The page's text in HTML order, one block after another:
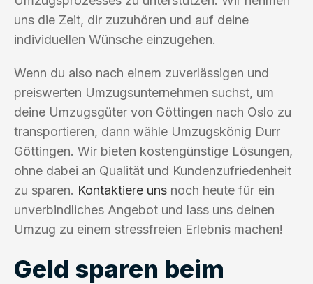
uns die Zeit, dir zuzuhören und auf deine
individuellen Wünsche einzugehen.
Wenn du also nach einem zuverlässigen und
preiswerten Umzugsunternehmen suchst, um
deine Umzugsgüter von Göttingen nach Oslo zu
transportieren, dann wähle Umzugskönig Durr
Göttingen. Wir bieten kostengünstige Lösungen,
ohne dabei an Qualität und Kundenzufriedenheit
zu sparen. Kontaktiere uns noch heute für ein
unverbindliches Angebot und lass uns deinen
Umzug zu einem stressfreien Erlebnis machen!
Geld sparen beim